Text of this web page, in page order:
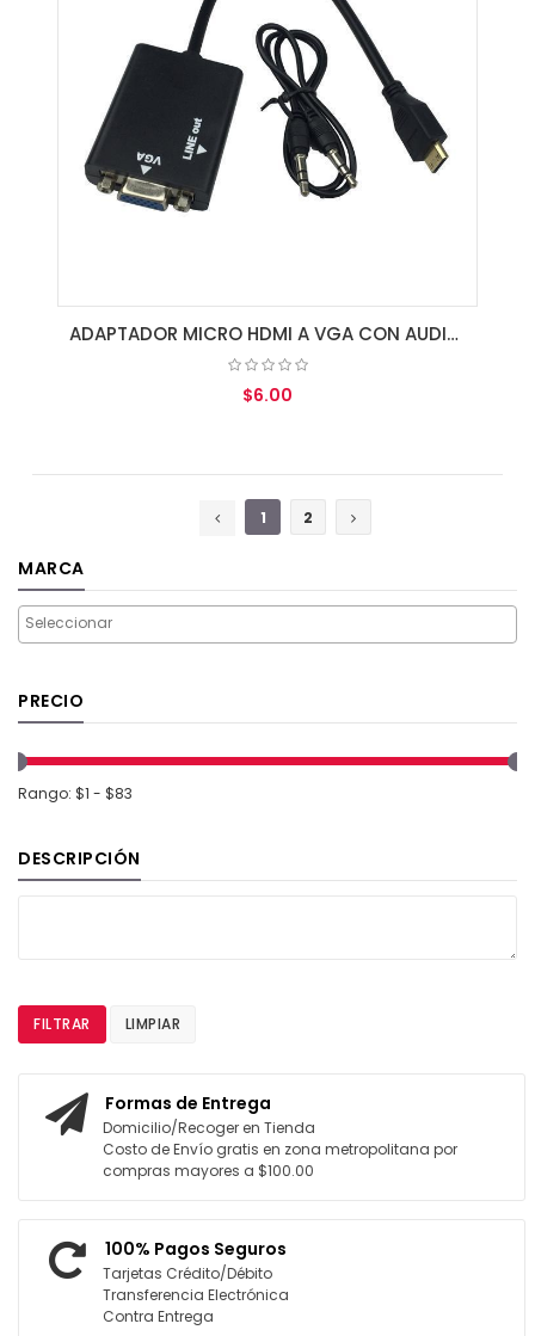
ADAPTADOR MICRO HDMI A VGA CON AUDIO ETOUCH #111325
$6.00
1 2
MARCA
PRECIO
Rango: $1 - $83
DESCRIPCIÓN
FILTRAR LIMPIAR
Formas de Entrega
Domicilio/Recoger en Tienda
Costo de Envío gratis en zona metropolitana por
compras mayores a $100.00
100% Pagos Seguros
Tarjetas Crédito/Débito
Transferencia Electrónica
Contra Entrega